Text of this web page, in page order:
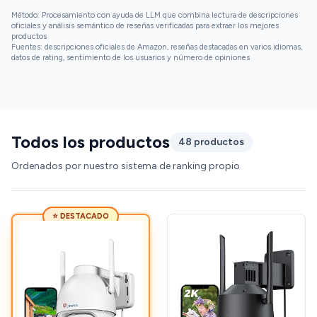
Método: Procesamiento con ayuda de LLM que combina lectura de descripciones
oficiales y análisis semántico de reseñas verificadas para extraer los mejores
productos
Fuentes: descripciones oficiales de Amazon, reseñas destacadas en varios idiomas,
datos de rating, sentimiento de los usuarios y número de opiniones
Todos los productos
48 productos
Ordenados por nuestro sistema de ranking propio
⭐ DESTACADO